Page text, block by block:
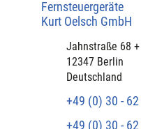
Fernsteuergeräte
Kurt Oelsch GmbH​
​Jahnstraße 68
12347 Berlin
Deutschland
+49 (0) 30 - 62
+49 (0) 30 -